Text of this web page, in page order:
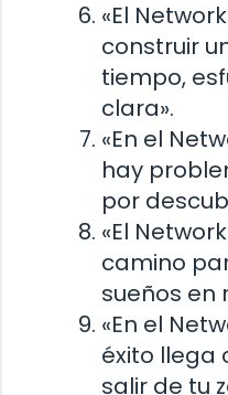
«El
construir
tiempo,
clara».
«En el
hay
por
«El
camino
sueños en
«En el
éxito llega
salir de tu